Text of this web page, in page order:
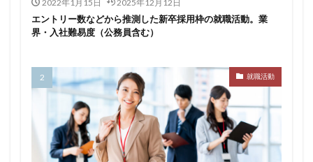
2022年1月15日 2025年12月12日
エントリー数などから推測した新卒採用枠の就職活動。業
界・入社難易度（公務員含む）
就職活動
長所がわからない
適職診断ツール
進路決まらない
逆質問 逆求人
退会出来ない
転職できる
転職サイト 穴場
私服
愛知県名古屋市
既卒 朝日学情ナビ
服装
有名企業
最終面接 書けない
書かない
早期選考時期
早期選考 新卒採用
東北地方